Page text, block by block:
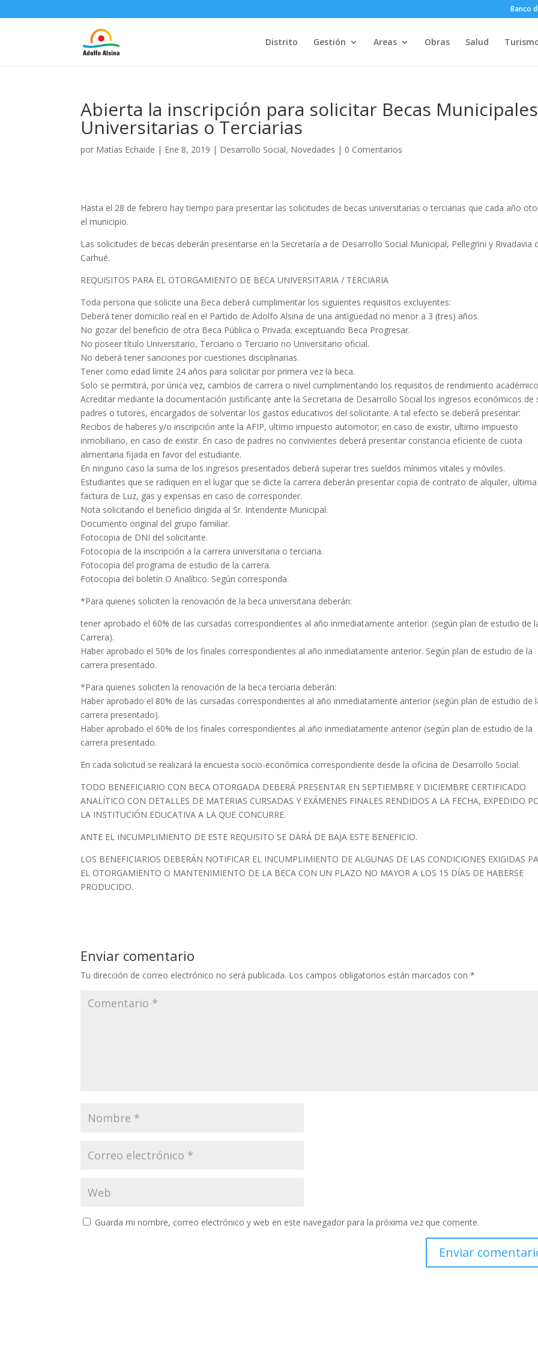
Banco
Distrito Gestión Areas Obras Salud
Abierta la inscripción para solicitar Becas Municipales
Universitarias o Terciarias
por Matías Echaide | Ene 8, 2019 | Desarrollo Social, Novedades | 0 Comentarios
Hasta el 28 de febrero hay tiempo para presentar las solicitudes de becas universitarias o terciarias que cada año
el municipio.
Las solicitudes de becas deberán presentarse en la Secretaría a de Desarrollo Social Municipal, Pellegrini y Rivadavia
Carhué.
REQUISITOS PARA EL OTORGAMIENTO DE BECA UNIVERSITARIA / TERCIARIA
Toda persona que solicite una Beca deberá cumplimentar los siguientes requisitos excluyentes:
Deberá tener domicilio real en el Partido de Adolfo Alsina de una antigüedad no menor a 3 (tres) años.
No gozar del beneficio de otra Beca Pública o Privada; exceptuando Beca Progresar.
No poseer título Universitario, Terciario o Terciario no Universitario oficial.
No deberá tener sanciones por cuestiones disciplinarias.
Tener como edad límite 24 años para solicitar por primera vez la beca.
Solo se permitirá, por única vez, cambios de carrera o nivel cumplimentando los requisitos de rendimiento
Acreditar mediante la documentación justificante ante la Secretaria de Desarrollo Social los ingresos económicos de
padres o tutores, encargados de solventar los gastos educativos del solicitante. A tal efecto se deberá presentar:
Recibos de haberes y/o inscripción ante la AFIP, ultimo impuesto automotor; en caso de existir, ultimo impuesto
inmobiliario, en caso de existir. En caso de padres no convivientes deberá presentar constancia eficiente de cuota
alimentaria fijada en favor del estudiante.
En ninguno caso la suma de los ingresos presentados deberá superar tres sueldos mínimos vitales y móviles.
Estudiantes que se radiquen en el lugar que se dicte la carrera deberán presentar copia de contrato de alquiler, ultima
factura de Luz, gas y expensas en caso de corresponder.
Nota solicitando el beneficio dirigida al Sr. Intendente Municipal.
Documento original del grupo familiar.
Fotocopia de DNI del solicitante.
Fotocopia de la inscripción a la carrera universitaria o terciaria.
Fotocopia del programa de estudio de la carrera.
Fotocopia del boletín O Analítico. Según corresponda.
*Para quienes soliciten la renovación de la beca universitaria deberán:
tener aprobado el 60% de las cursadas correspondientes al año inmediatamente anterior. (según plan de estudio de
Carrera).
Haber aprobado el 50% de los finales correspondientes al año inmediatamente anterior. Según plan de estudio de la
carrera presentado.
*Para quienes soliciten la renovación de la beca terciaria deberán:
Haber aprobado el 80% de las cursadas correspondientes al año inmediatamente anterior (según plan de estudio de
carrera presentado).
Haber aprobado el 60% de los finales correspondientes al año inmediatamente anterior (según plan de estudio de la
carrera presentado.
En cada solicitud se realizará la encuesta socio-económica correspondiente desde la oficina de Desarrollo Social.
TODO BENEFICIARIO CON BECA OTORGADA DEBERÁ PRESENTAR EN SEPTIEMBRE Y DICIEMBRE CERTIFICADO
ANALÍTICO CON DETALLES DE MATERIAS CURSADAS Y EXÁMENES FINALES RENDIDOS A LA FECHA, EXPEDIDO
LA INSTITUCIÓN EDUCATIVA A LA QUE CONCURRE.
ANTE EL INCUMPLIMIENTO DE ESTE REQUISITO SE DARÁ DE BAJA ESTE BENEFICIO.
LOS BENEFICIARIOS DEBERÁN NOTIFICAR EL INCUMPLIMIENTO DE ALGUNAS DE LAS CONDICIONES EXIGIDAS
EL OTORGAMIENTO O MANTENIMIENTO DE LA BECA CON UN PLAZO NO MAYOR A LOS 15 DÍAS DE HABERSE
PRODUCIDO.
Enviar comentario
Tu dirección de correo electrónico no será publicada. Los campos obligatorios están marcados con*
Guarda mi nombre, correo electrónico y web en este navegador para la próxima vez que comente.